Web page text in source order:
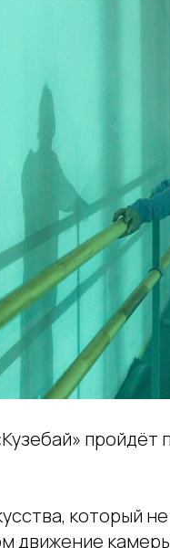
пройдёт
который
движение